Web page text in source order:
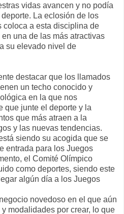
vidas avancen y no podía
La eclosión de los
coloca a esta disciplina de
una de las más atractivas
su elevado nivel de
destacar que los llamados
un techo conocido y
en la que nos
que junte el deporte y la
que más atraen a la
y las nuevas tendencias.
siendo su acogida que se
entrada para los Juegos
el Comité Olímpico
como deportes, siendo este
algún día a los Juegos
novedoso en el que aún
modalidades por crear, lo que